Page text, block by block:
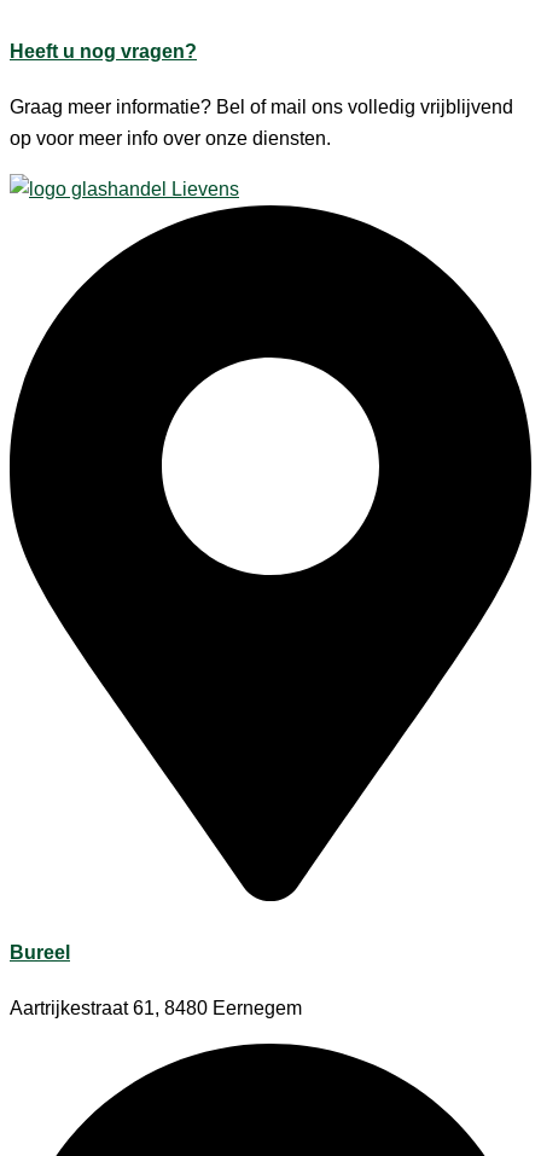
Heeft u nog vragen?
Graag meer informatie? Bel of mail ons volledig vrijblijvend
op voor meer info over onze diensten.
Bureel
Aartrijkestraat 61, 8480 Eernegem